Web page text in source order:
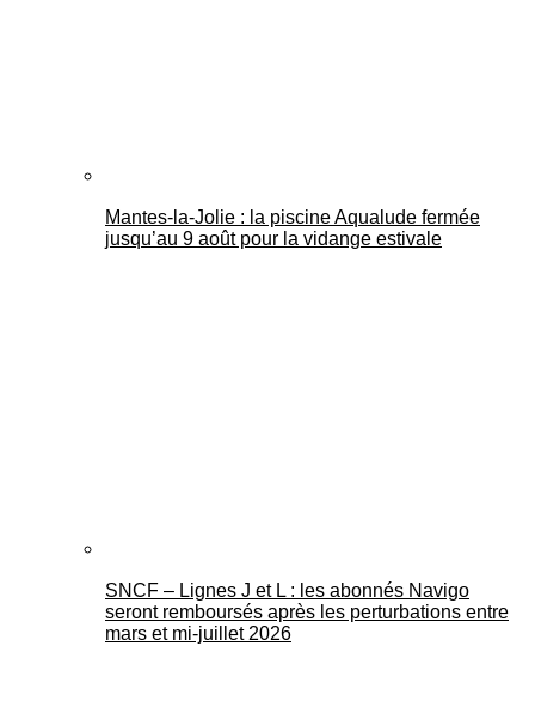
Mantes-la-Jolie : la piscine Aqualude fermée
jusqu’au 9 août pour la vidange estivale
SNCF – Lignes J et L : les abonnés Navigo
seront remboursés après les perturbations entre
mars et mi-juillet 2026